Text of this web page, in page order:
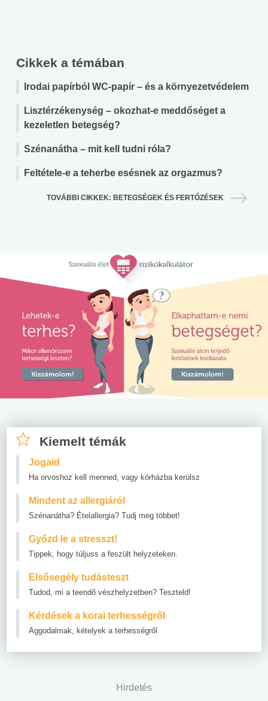
Cikkek a témában
Irodai papírból WC-papír – és a környezetvédelem
Lisztérzékenység – okozhat-e meddőséget a
kezeletlen betegség?
Szénanátha – mit kell tudni róla?
Feltétele-e a teherbe esésnek az orgazmus?
TOVÁBBI CIKKEK: BETEGSÉGEK ÉS FERTŐZÉSEK
Kiemelt témák
Jogaid
Ha orvoshoz kell menned, vagy kórházba kerülsz
Mindent az allergiáról
Szénanátha? Ételallergia? Tudj meg többet!
Győzd le a stresszt!
Tippek, hogy túljuss a feszült helyzeteken.
Elsősegély tudásteszt
Tudod, mi a teendő vészhelyzetben? Teszteld!
Kérdések a korai terhességről
Aggodalmak, kételyek a terhességről
Hirdetés